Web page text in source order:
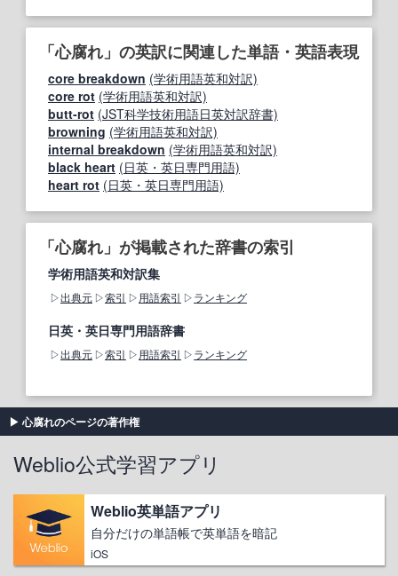
「心腐れ」の英訳に関連した単語・英語表現
core breakdown (学術用語英和対訳)
core rot (学術用語英和対訳)
butt‐rot (JST科学技術用語日英対訳辞書)
browning (学術用語英和対訳)
internal breakdown (学術用語英和対訳)
black heart (日英・英日専門用語)
heart rot (日英・英日専門用語)
「心腐れ」が掲載された辞書の索引
学術用語英和対訳集
出典元 索引 用語索引 ランキング
日英・英日専門用語辞書
出典元 索引 用語索引 ランキング
心腐れのページの著作権
Weblio公式学習アプリ
Weblio英単語アプリ
自分だけの単語帳で英単語を暗記
iOS